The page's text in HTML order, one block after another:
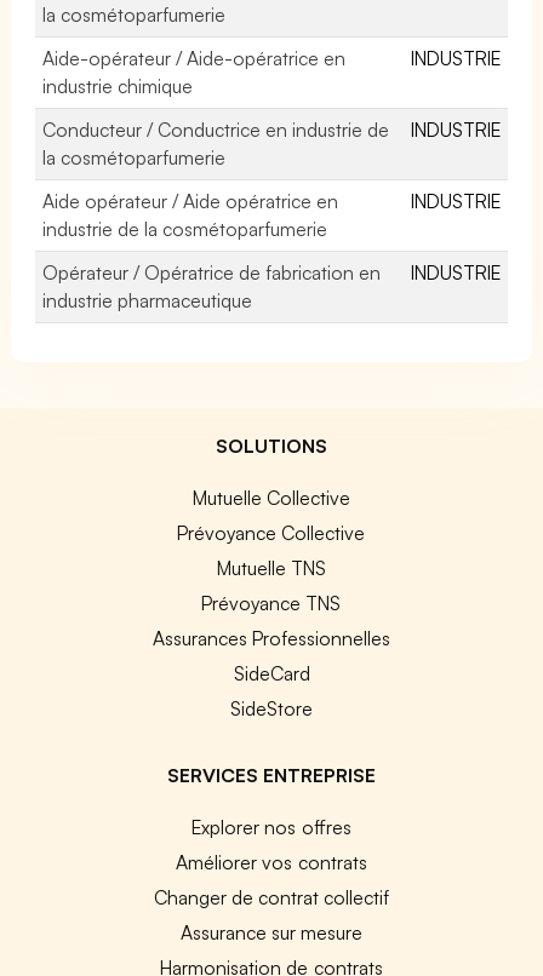
la cosmétoparfumerie
Aide-opérateur / Aide-opératrice en
industrie chimique
INDUSTRIE
Conducteur / Conductrice en industrie de
la cosmétoparfumerie
INDUSTRIE
Aide opérateur / Aide opératrice en
industrie de la cosmétoparfumerie
INDUSTRIE
Opérateur / Opératrice de fabrication en
industrie pharmaceutique
INDUSTRIE
SOLUTIONS
Mutuelle Collective
Prévoyance Collective
Mutuelle TNS
Prévoyance TNS
Assurances Professionnelles
SideCard
SideStore
SERVICES ENTREPRISE
Explorer nos offres
Améliorer vos contrats
Changer de contrat collectif
Assurance sur mesure
Harmonisation de contrats